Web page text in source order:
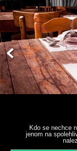
Kdo se nechce
jenom na